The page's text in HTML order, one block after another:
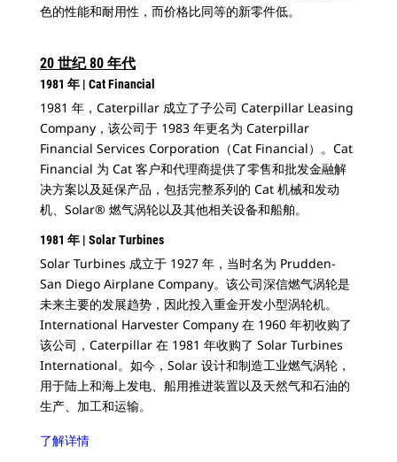
色的性能和耐用性，而价格比同等的新零件低。
20 世纪 80 年代
1981 年 | Cat Financial
1981 年，Caterpillar 成立了子公司 Caterpillar Leasing
Company，该公司于 1983 年更名为 Caterpillar
Financial Services Corporation（Cat Financial）。Cat
Financial 为 Cat 客户和代理商提供了零售和批发金融解
决方案以及延保产品，包括完整系列的 Cat 机械和发动
机、Solar® 燃气涡轮以及其他相关设备和船舶。
1981 年 | Solar Turbines
Solar Turbines 成立于 1927 年，当时名为 Prudden-
San Diego Airplane Company。该公司深信燃气涡轮是
未来主要的发展趋势，因此投入重金开发小型涡轮机。
International Harvester Company 在 1960 年初收购了
该公司，Caterpillar 在 1981 年收购了 Solar Turbines
International。如今，Solar 设计和制造工业燃气涡轮，
用于陆上和海上发电、船用推进装置以及天然气和石油的
生产、加工和运输。
了解详情